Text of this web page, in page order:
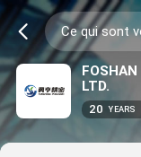
LTD.
20 YEARS